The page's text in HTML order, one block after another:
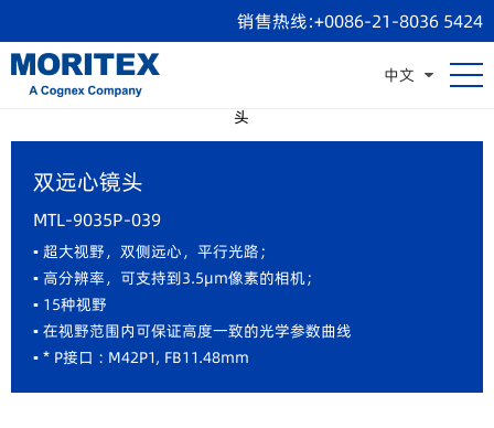
销售热线:+0086-21-8036 5424
中文
显微镜头 远心镜头
线扫镜
头
双远心镜头
MTL-9035P-039
▪ 超大视野，双侧远心，平行光路；
▪ 高分辨率，可支持到3.5μm像素的相机；
▪ 15种视野
▪ 在视野范围内可保证高度一致的光学参数曲线
▪ * P接口 : M42P1, FB11.48mm